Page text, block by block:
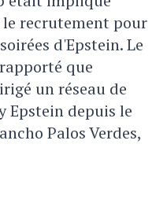
recrutement pour
d'Epstein. Le
que
un réseau de
Epstein depuis le
Palos Verdes,